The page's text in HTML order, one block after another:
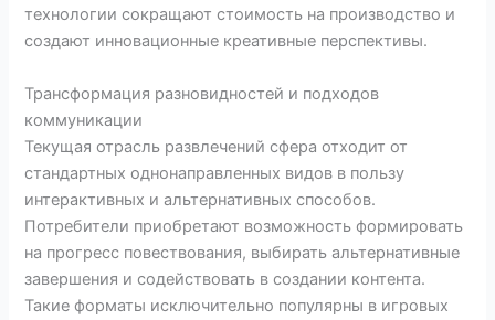
технологии сокращают стоимость на производство и
создают инновационные креативные перспективы.
Трансформация разновидностей и подходов
коммуникации
Текущая отрасль развлечений сфера отходит от
стандартных однонаправленных видов в пользу
интерактивных и альтернативных способов.
Потребители приобретают возможность формировать
на прогресс повествования, выбирать альтернативные
завершения и содействовать в создании контента.
Такие форматы исключительно популярны в игровых